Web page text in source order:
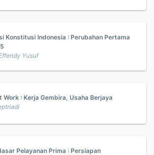
Konstitusi Indonesia : Perubahan Pertama
Yusuf
Work : Kerja Gembira, Usaha Berjaya
Pelayanan Prima : Persiapan